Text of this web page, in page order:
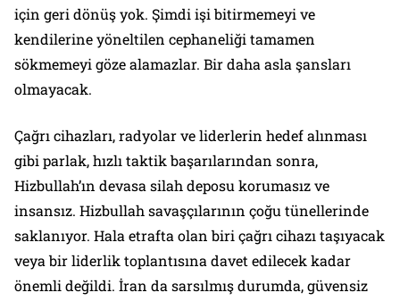
için geri dönüş yok. Şimdi işi bitirmemeyi ve
kendilerine yöneltilen cephaneliği tamamen
sökmemeyi göze alamazlar. Bir daha asla şansları
olmayacak.
Çağrı cihazları, radyolar ve liderlerin hedef alınması
gibi parlak, hızlı taktik başarılarından sonra,
Hizbullah’ın devasa silah deposu korumasız ve
insansız. Hizbullah savaşçılarının çoğu tünellerinde
saklanıyor. Hala etrafta olan biri çağrı cihazı taşıyacak
veya bir liderlik toplantısına davet edilecek kadar
önemli değildi. İran da sarsılmış durumda, güvensiz